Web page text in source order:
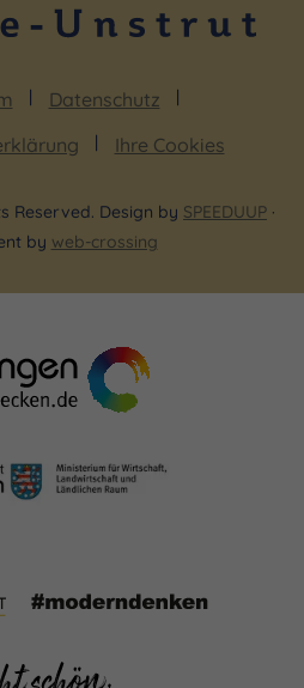
Datenschutz
Ihre Cookies
Reserved. Design by SPEEDUUP ·
by web-crossing